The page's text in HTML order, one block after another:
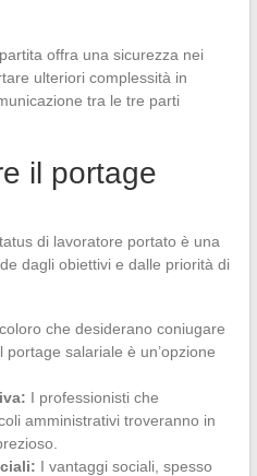
offra una sicurezza nei
ulteriori complessità in
tra le tre parti
il portage
di lavoratore portato è una
dagli obiettivi e dalle priorità di
che desiderano coniugare
salariale è un’opzione
I professionisti che
amministrativi troveranno in
I vantaggi sociali, spesso